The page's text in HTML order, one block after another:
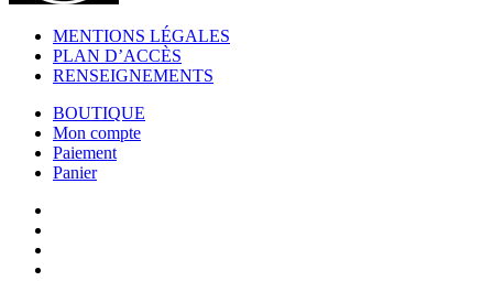
MENTIONS LÉGALES
PLAN D’ACCÈS
RENSEIGNEMENTS
BOUTIQUE
Mon compte
Paiement
Panier